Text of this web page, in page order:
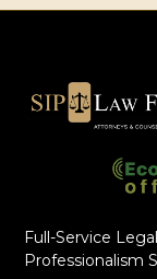
Full-Service
Professionalism